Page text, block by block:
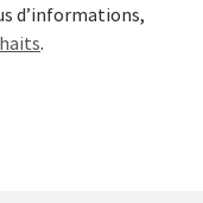
d’informations,
.